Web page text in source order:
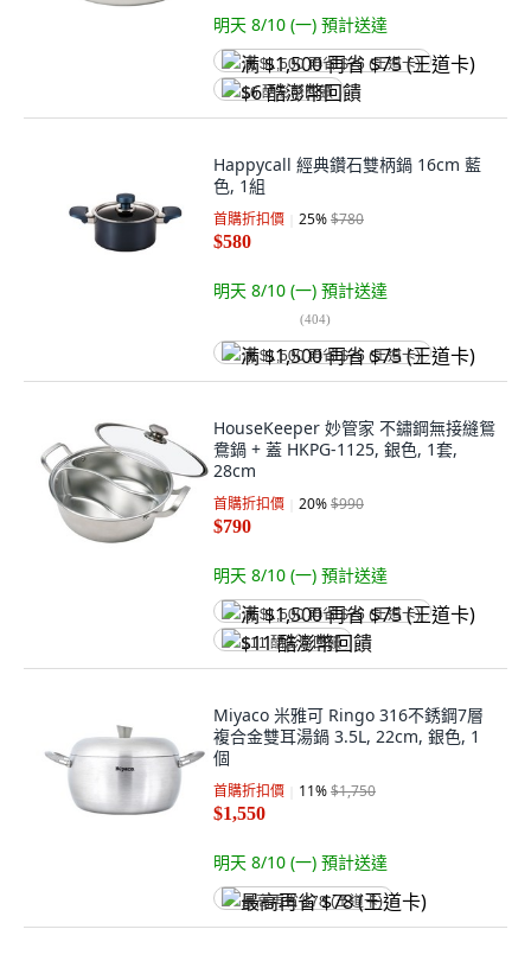
明天 8/10 (一) 預計送達
满 $1,500 再省 $75 (王道卡)
$6 酷澎幣回饋
Happycall 經典鑽石雙柄鍋 16cm 藍
色, 1組
首購折扣價 25%$780
$580
明天 8/10 (一) 預計送達
(404)
满 $1,500 再省 $75 (王道卡)
HouseKeeper 妙管家 不鏽鋼無接縫鴛
鴦鍋 + 蓋 HKPG-1125, 銀色, 1套,
28cm
首購折扣價 20%$990
$790
明天 8/10 (一) 預計送達
满 $1,500 再省 $75 (王道卡)
$11 酷澎幣回饋
Miyaco 米雅可 Ringo 316不銹鋼7層
複合金雙耳湯鍋 3.5L, 22cm, 銀色, 1
個
首購折扣價 11%$1,750
$1,550
明天 8/10 (一) 預計送達
最高再省 $78 (王道卡)